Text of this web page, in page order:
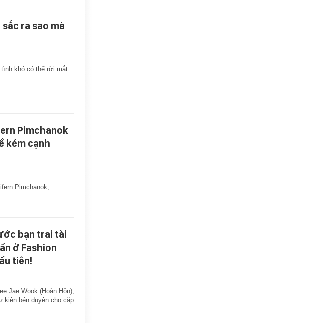
ra sao mà
khó có thể rời mắt.
Pimchanok
kém cạnh
Pimchanok,
bạn trai tài
ở Fashion
tiên!
Jae Wook (Hoàn Hồn),
kiện bén duyên cho cặp